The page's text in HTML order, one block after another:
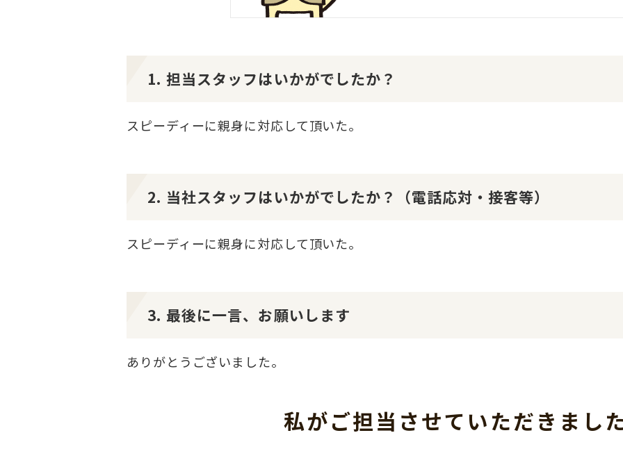
1. 担当スタッフはいかがでしたか？
スピーディーに親身に対応して頂いた。
2. 当社スタッフはいかがでしたか？（電話応対・接客等）
スピーディーに親身に対応して頂いた。
3. 最後に一言、お願いします
ありがとうございました。
私がご担当させていただきまし